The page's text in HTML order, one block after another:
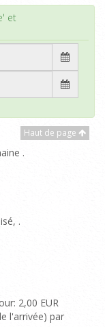
et
Haut de page
.
.
: 2,00 EUR
l'arrivée) par